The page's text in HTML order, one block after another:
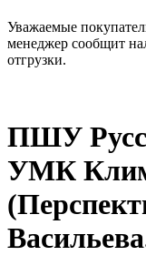
Уважаемые
менеджер сообщит
отгрузки.
ПШУ
УМК